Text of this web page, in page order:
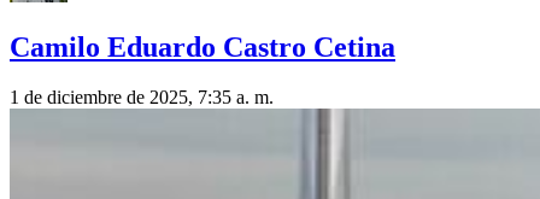
Camilo Eduardo Castro Cetina
1 de diciembre de 2025, 7:35 a. m.